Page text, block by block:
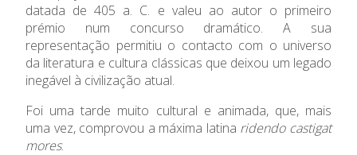
Informações
APEE
Notícias
datada de 405 a. C. e valeu ao autor o primeiro
prémio num concurso dramático. A sua
representação permitiu o contacto com o universo
da literatura e cultura clássicas que deixou um legado
inegável à civilização atual.
Foi uma tarde muito cultural e animada, que, mais
uma vez, comprovou a máxima latina ridendo castigat
mores.